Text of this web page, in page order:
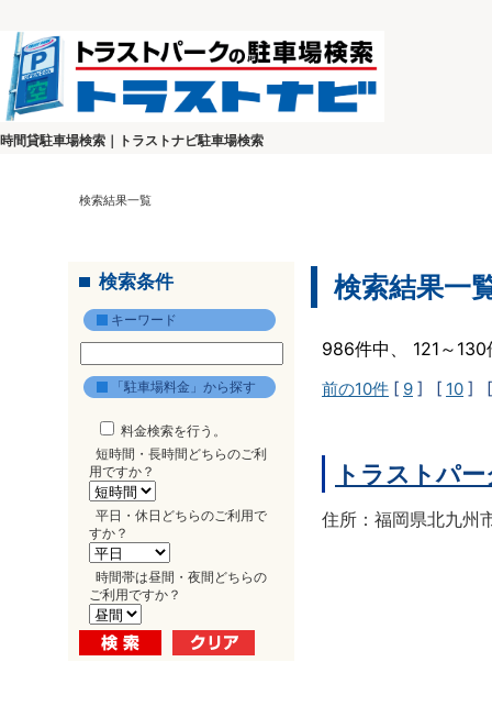
時間貸駐車場検索｜トラストナビ駐車場検索
検索結果一覧
検索条件
キーワード
「駐車場料金」から探す
料金検索を行う。
短時間・長時間どちらのご利
用ですか？
平日・休日どちらのご利用で
すか？
時間帯は昼間・夜間どちらの
ご利用ですか？
検索結果一
986件中、 121～
前の10件 [ 9 ] [ 10 ]
トラストパ
住所：福岡県北九州